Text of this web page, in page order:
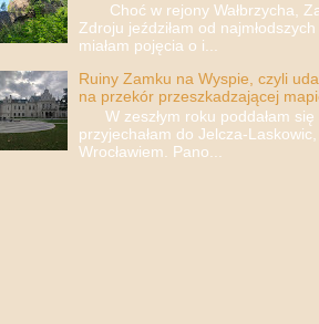
Choć w rejony Wałbrzycha,
Zdroju jeździłam od
miałam pojęcia o i...
Ruiny Zamku na Wyspie, czyli
na przekór przeszkadzającej
W zeszłym roku poddałam się
przyjechałam do Jelcza-
Wrocławiem. Pano...